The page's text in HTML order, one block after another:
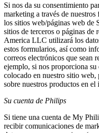
Si nos da su consentimiento
marketing a través de
los sitios web/páginas web de
sitios de terceros o páginas de
America LLC utilizará los
estos formularios, así como
correos electrónicos que sean
ejemplo, si nos proporciona
colocado en nuestro sitio
sobre nuestros productos en el
Su cuenta de Philips
Si tiene una cuenta de My
recibir comunicaciones de